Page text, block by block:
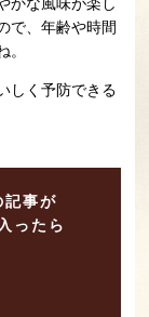
で、年齢や時間
しく予防できる
記事が
ったら